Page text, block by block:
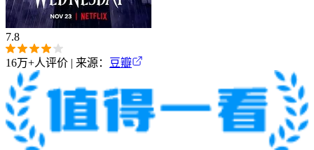
7.8
16万+人评价 | 来源： 豆瓣